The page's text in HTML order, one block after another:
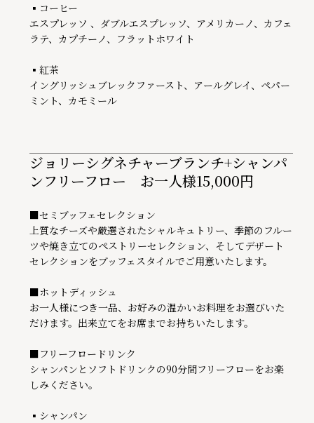
▪コーヒー
エスプレッソ 、ダブルエスプレッソ、アメリカーノ、カフェ
ラテ、カプチーノ、フラットホワイト
▪紅茶
イングリッシュブレックファースト、アールグレイ、ペパー
ミント、カモミール
ジョリーシグネチャーブランチ+シャンパ
ンフリーフロー お一人様15,000円
■セミブッフェセレクション
上質なチーズや厳選されたシャルキュトリー、季節のフルー
ツや焼き立てのペストリーセレクション、そしてデザート
セレクションをブッフェスタイルでご用意いたします。
■ホットディッシュ
お一人様につき一品、お好みの温かいお料理をお選びいた
だけます。出来立てをお席までお持ちいたします。
■フリーフロードリンク
シャンパンとソフトドリンクの90分間フリーフローをお楽
しみください。
▪シャンパン